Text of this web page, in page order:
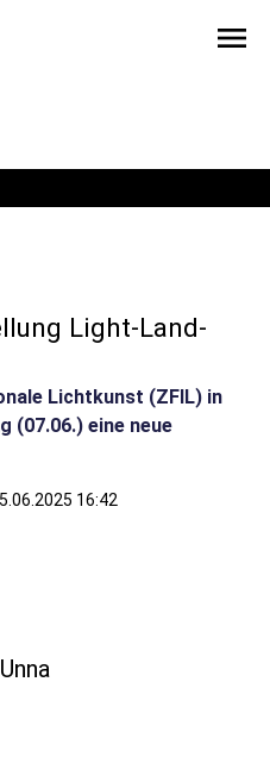
menu
Light-Land-
Lichtkunst (ZFIL) in
(07.06.) eine neue
16:42